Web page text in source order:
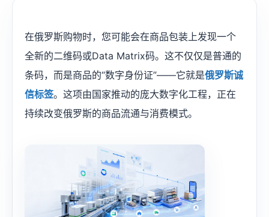
在俄罗斯购物时，您可能会在商品包装上发现一个
全新的二维码或Data Matrix码。这不仅仅是普通的
条码，而是商品的“数字身份证”——它就是俄罗斯诚
信标签。这项由国家推动的庞大数字化工程，正在
持续改变俄罗斯的商品流通与消费模式。